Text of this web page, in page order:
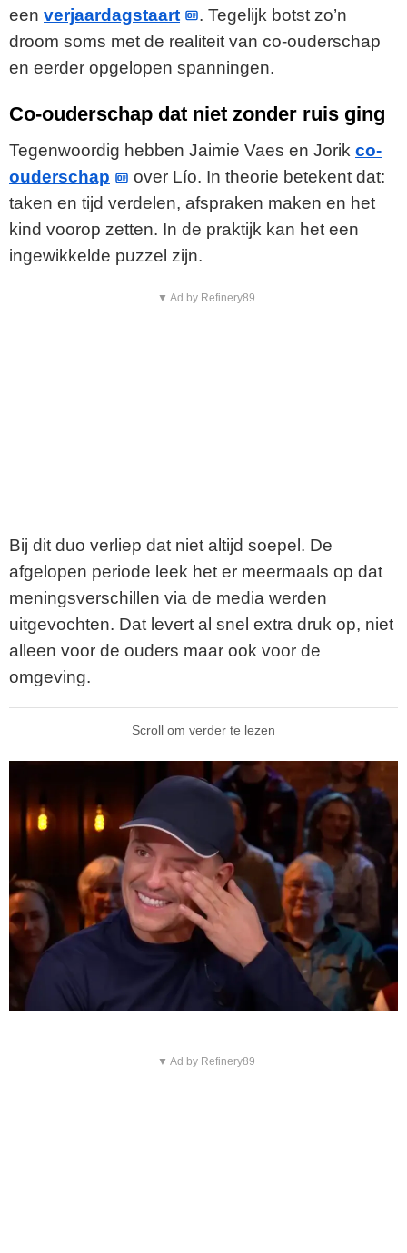
een verjaardagstaart
. Tegelijk botst zo’n
droom soms met de realiteit van co-ouderschap
en eerder opgelopen spanningen.
Co-ouderschap dat niet zonder ruis ging
Tegenwoordig hebben Jaimie Vaes en Jorik co-
ouderschap
over Lío. In theorie betekent dat:
taken en tijd verdelen, afspraken maken en het
kind voorop zetten. In de praktijk kan het een
ingewikkelde puzzel zijn.
▼ Ad by Refinery89
Bij dit duo verliep dat niet altijd soepel. De
afgelopen periode leek het er meermaals op dat
meningsverschillen via de media werden
uitgevochten. Dat levert al snel extra druk op, niet
alleen voor de ouders maar ook voor de
omgeving.
Scroll om verder te lezen
▼ Ad by Refinery89